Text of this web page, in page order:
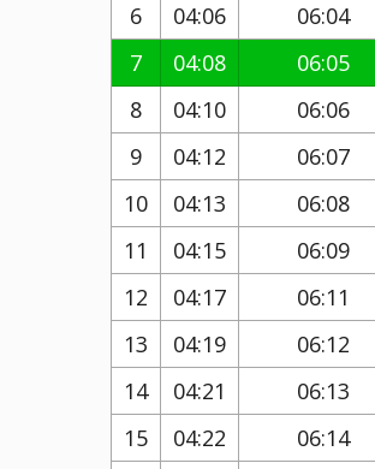
6
04:06 06:04
7
04:08 06:05
8
04:10 06:06
9
04:12 06:07
10
04:13 06:08
11
04:15 06:09
12
04:17 06:11
13
04:19 06:12
14
04:21 06:13
15
04:22 06:14